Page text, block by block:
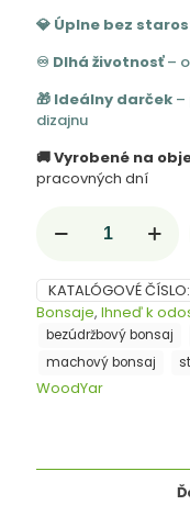
💎 Úplne bez
♾️ Dlhá životnosť–
🎁 Ideálny darček –
dizajnu
🚚 Vyrobené na
pracovných dní
Bezúdržbový
bonsai
17
cm.
so
stabilizovaným
machom
KATALÓGOVÉ ČÍSLO:
Bonsaje, Ihneď k
bezúdržbový bonsaj
machový bonsaj
WoodYar